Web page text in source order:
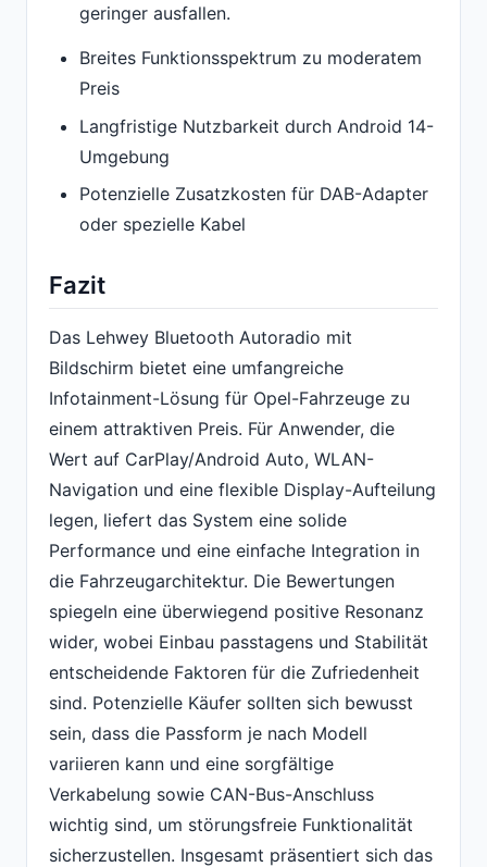
geringer ausfallen.
Breites Funktionsspektrum zu moderatem
Preis
Langfristige Nutzbarkeit durch Android 14-
Umgebung
Potenzielle Zusatzkosten für DAB-Adapter
oder spezielle Kabel
Fazit
Das Lehwey Bluetooth Autoradio mit
Bildschirm bietet eine umfangreiche
Infotainment-Lösung für Opel-Fahrzeuge zu
einem attraktiven Preis. Für Anwender, die
Wert auf CarPlay/Android Auto, WLAN-
Navigation und eine flexible Display-Aufteilung
legen, liefert das System eine solide
Performance und eine einfache Integration in
die Fahrzeugarchitektur. Die Bewertungen
spiegeln eine überwiegend positive Resonanz
wider, wobei Einbau passtagens und Stabilität
entscheidende Faktoren für die Zufriedenheit
sind. Potenzielle Käufer sollten sich bewusst
sein, dass die Passform je nach Modell
variieren kann und eine sorgfältige
Verkabelung sowie CAN-Bus-Anschluss
wichtig sind, um störungsfreie Funktionalität
sicherzustellen. Insgesamt präsentiert sich das